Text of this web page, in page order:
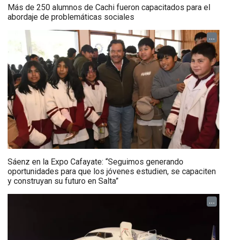
Más de 250 alumnos de Cachi fueron capacitados para el
abordaje de problemáticas sociales
...
Sáenz en la Expo Cafayate: “Seguimos generando
oportunidades para que los jóvenes estudien, se capaciten
y construyan su futuro en Salta”
...